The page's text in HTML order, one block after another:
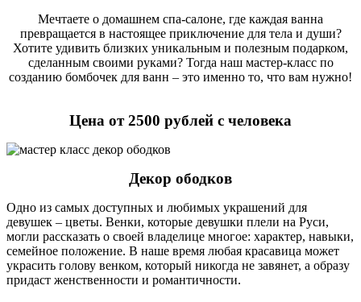
Мечтаете о домашнем спа-салоне, где каждая ванна
превращается в настоящее приключение для тела и души?
Хотите удивить близких уникальным и полезным подарком,
сделанным своими руками? Тогда наш мастер-класс по
созданию бомбочек для ванн – это именно то, что вам нужно!
Цена от 2500 рублей с человека
Декор ободков
Одно из самых доступных и любимых украшений для
девушек – цветы. Венки, которые девушки плели на Руси,
могли рассказать о своей владелице многое: характер, навыки,
семейное положение. В наше время любая красавица может
украсить голову венком, который никогда не завянет, а образу
придаст женственности и романтичности.